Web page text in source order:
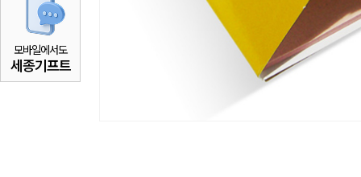
모바일에서도
세종기프트